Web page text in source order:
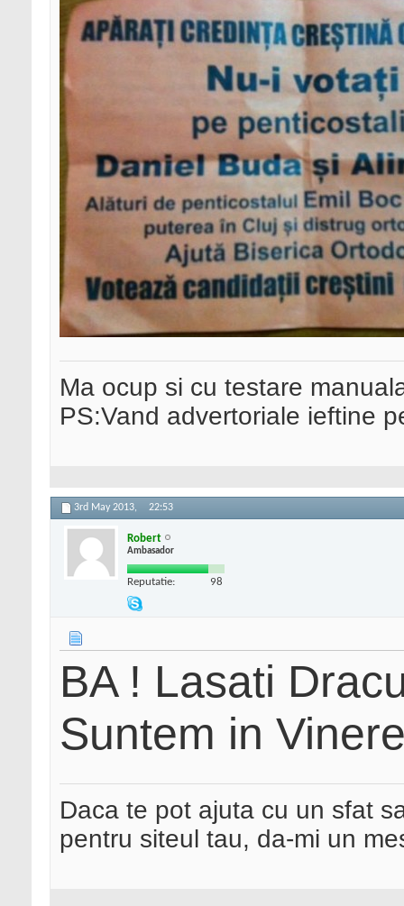
Ma ocup si cu testare
PS:Vand advertoriale ieftine
3rd May 2013, 22:53
Robert
Ambasador
Reputatie: 98
BA ! Lasati
Suntem in
Daca te pot ajuta cu un sfat
pentru siteul tau, da-mi un